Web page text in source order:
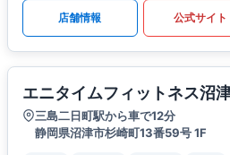
店舗情報 公式サイト
エニタイムフィットネス沼
三島二日町駅から車で12分
静岡県沼津市杉崎町13番59号 1F